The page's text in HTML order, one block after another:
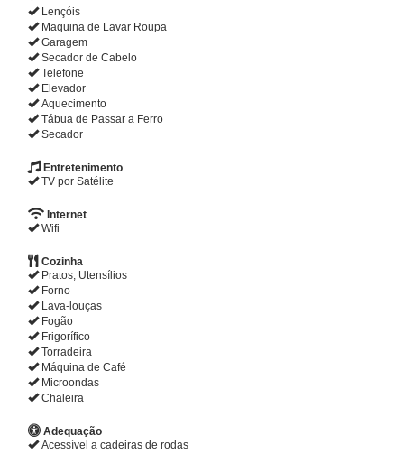
Lençóis
Maquina de Lavar Roupa
Garagem
Secador de Cabelo
Telefone
Elevador
Aquecimento
Tábua de Passar a Ferro
Secador
Entretenimento
TV por Satélite
Internet
Wifi
Cozinha
Pratos, Utensílios
Forno
Lava-louças
Fogão
Frigorífico
Torradeira
Máquina de Café
Microondas
Chaleira
Adequação
Acessível a cadeiras de rodas